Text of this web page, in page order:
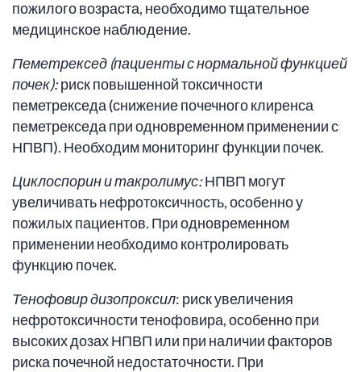
пожилого возраста, необходимо тщательное
медицинское наблюдение.
Пеметрексед (пациенты с нормальной функцией
почек):риск повышенной токсичности
пеметрекседа (снижение почечного клиренса
пеметрекседа при одновременном применении с
НПВП). Необходим мониторинг функции почек.
Циклоспорин и такролимус:НПВП могут
увеличивать нефротоксичность, особенно у
пожилых пациентов. При одновременном
применении необходимо контролировать
функцию почек.
Тенофовир дизопроксил: риск увеличения
нефротоксичности тенофовира, особенно при
высоких дозах НПВП или при наличии факторов
риска почечной недостаточности. При